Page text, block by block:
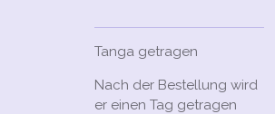
Tanga getragen
Nach der Bestellung wird
er einen Tag getragen